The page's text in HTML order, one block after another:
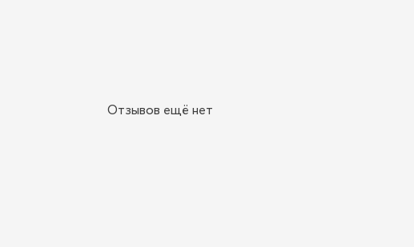
Отзывов ещё нет